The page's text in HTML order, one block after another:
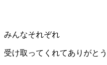
みんなそれぞれ
受け取ってくれてありがと